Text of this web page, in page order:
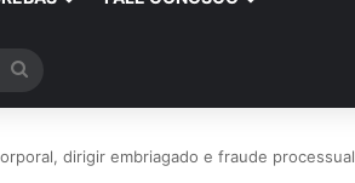
por
dirigir embriagado e fraude processual